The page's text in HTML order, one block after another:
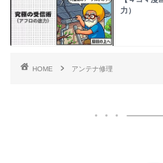
力）
HOME アンテナ修理